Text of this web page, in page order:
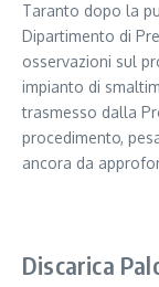
Taranto dopo la
Dipartimento di
osservazioni sul
impianto di
trasmesso dalla
procedimento,
ancora da
Discarica